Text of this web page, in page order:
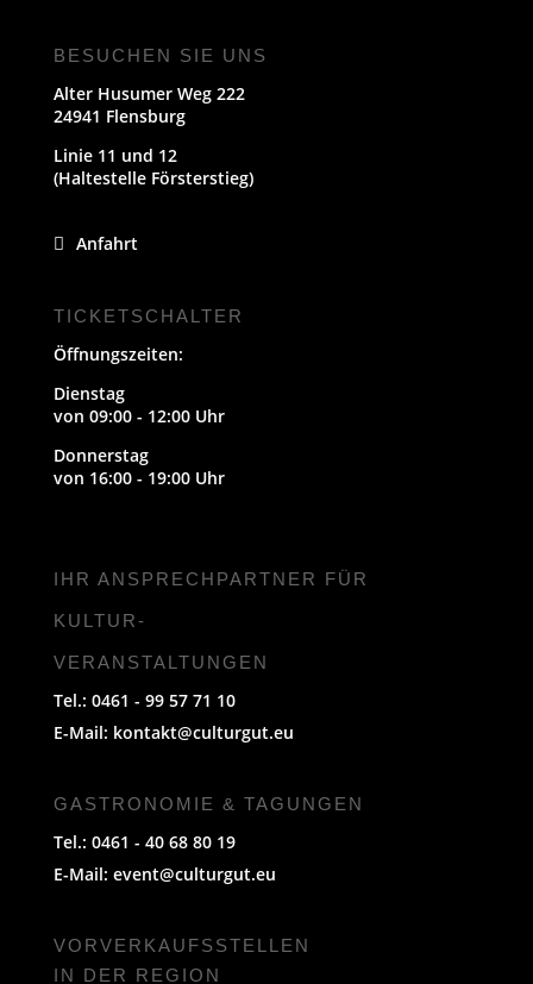
BESUCHEN SIE UNS
Alter Husumer Weg 222
24941 Flensburg
Linie 11 und 12
(Haltestelle Försterstieg)
Anfahrt
TICKETSCHALTER
Öffnungszeiten:
Dienstag
von 09:00 - 12:00 Uhr
Donnerstag
von 16:00 - 19:00 Uhr
IHR ANSPRECHPARTNER FÜR
KULTUR-
VERANSTALTUNGEN
Tel.: 0461 - 99 57 71 10
E-Mail: kontakt@culturgut.eu
GASTRONOMIE & TAGUNGEN
Tel.: 0461 - 40 68 80 19
E-Mail: event@culturgut.eu
VORVERKAUFS­STELLEN
IN DER REGION